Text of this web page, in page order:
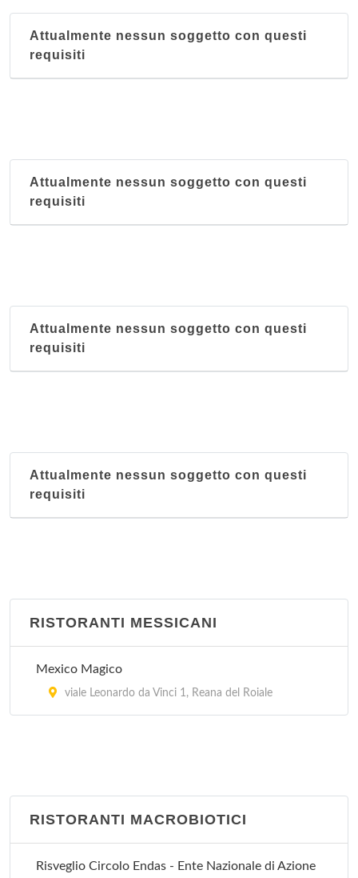
Attualmente nessun soggetto con questi
requisiti
Attualmente nessun soggetto con questi
requisiti
Attualmente nessun soggetto con questi
requisiti
Attualmente nessun soggetto con questi
requisiti
RISTORANTI MESSICANI
Mexico Magico
viale Leonardo da Vinci 1, Reana del Roiale
RISTORANTI MACROBIOTICI
Risveglio Circolo Endas - Ente Nazionale di Azione